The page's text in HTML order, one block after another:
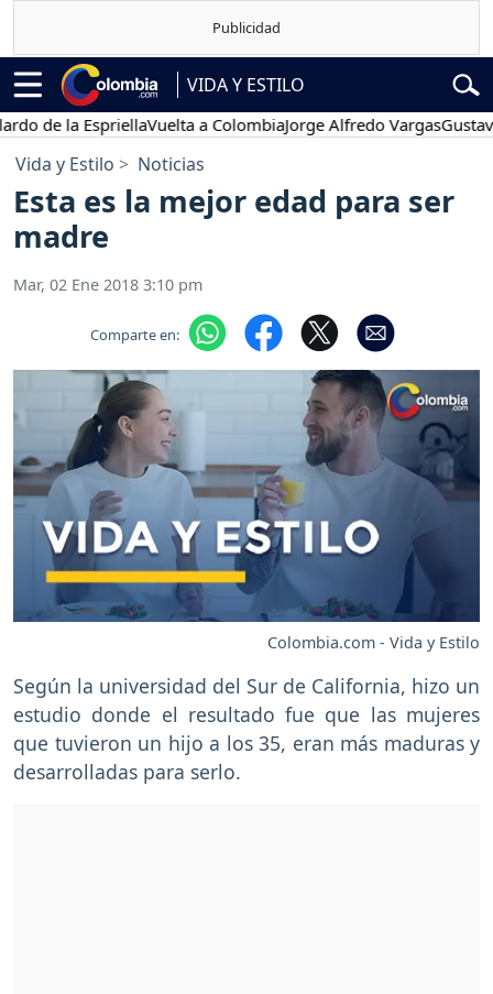
VIDA Y ESTILO
la EspriellaVuelta a ColombiaJorge Alfredo VargasGustavo
Vida y Estilo Noticias
Esta es la mejor edad para ser
madre
Mar, 02 Ene 2018 3:10 pm
Comparte en:
Colombia.com - Vida y Estilo
Según la universidad del Sur de California, hizo un
estudio donde el resultado fue que las mujeres
que tuvieron un hijo a los 35, eran más maduras y
desarrolladas para serlo.